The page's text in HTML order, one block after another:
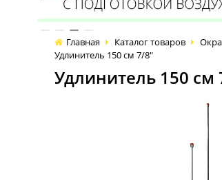
Главная Каталог товаров
Удлинитель 150 см 7/8"
Удлинитель 150 см